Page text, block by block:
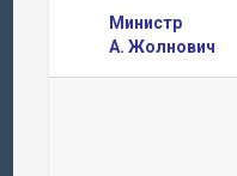
Министр
А. Жолнович